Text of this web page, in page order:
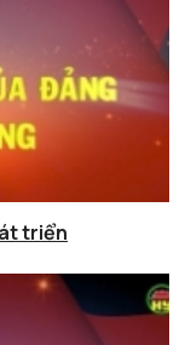
triển